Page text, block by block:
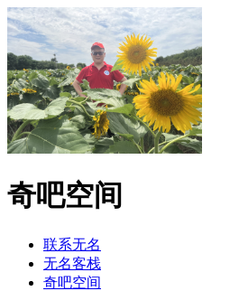
奇吧空间
联系无名
无名客栈
奇吧空间